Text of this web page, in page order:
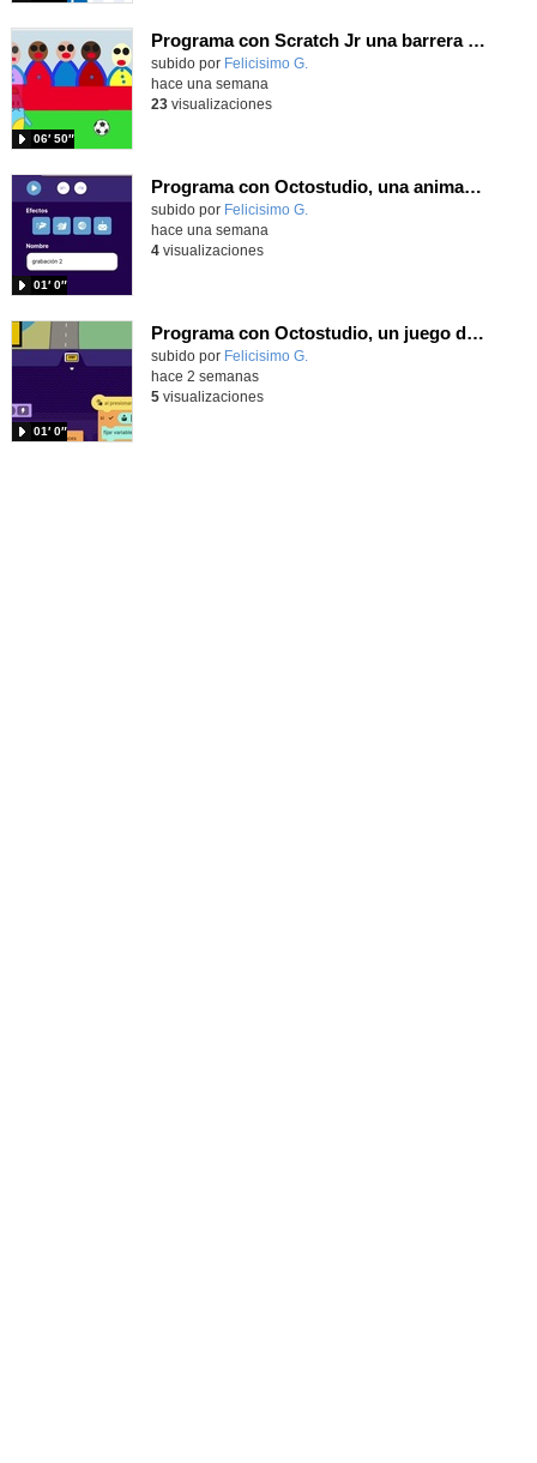
Programa con Scratch Jr una barrera que se desplaza para dar sensación de movimiento
Contenido educativo.
subido por Felicisimo G.
06′ 50″
hace una semana
23visualizaciones
Programa con Octostudio, una animación utilizando la cámara para una foto y audio y texto para comunicar.
Contenido educativo.
subido por Felicisimo G.
01′ 0″
hace una semana
4visualizaciones
Programa con Octostudio, un juego de Educación Víal cruzando un paso de cebra.
Contenido educativo.
subido por Felicisimo G.
01′ 0″
hace 2 semanas
5visualizaciones